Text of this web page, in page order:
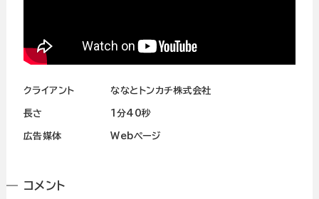
クライアント ななとトンカチ株式会社
長さ 1分40秒
広告媒体 Webページ
コメント